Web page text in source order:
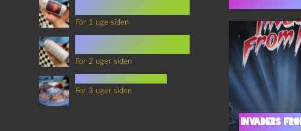
Invaders
For 1 uge siden
For 2 uger siden
For 3 uger siden